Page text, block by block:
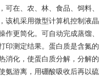
可在、农、林、食品、饲料、
该机采用微型计算机控制液晶
作更简化。可自动完成蒸馏、
印测定结果。蛋白质是含氮的
消化，使蛋白质分解，分解的
氨游离，用硼酸吸收后再以硫